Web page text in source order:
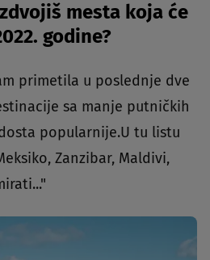
mesta koja će
godine?
primetila u poslednje dve
sa manje putničkih
popularnije.U tu listu
Zanzibar, Maldivi,